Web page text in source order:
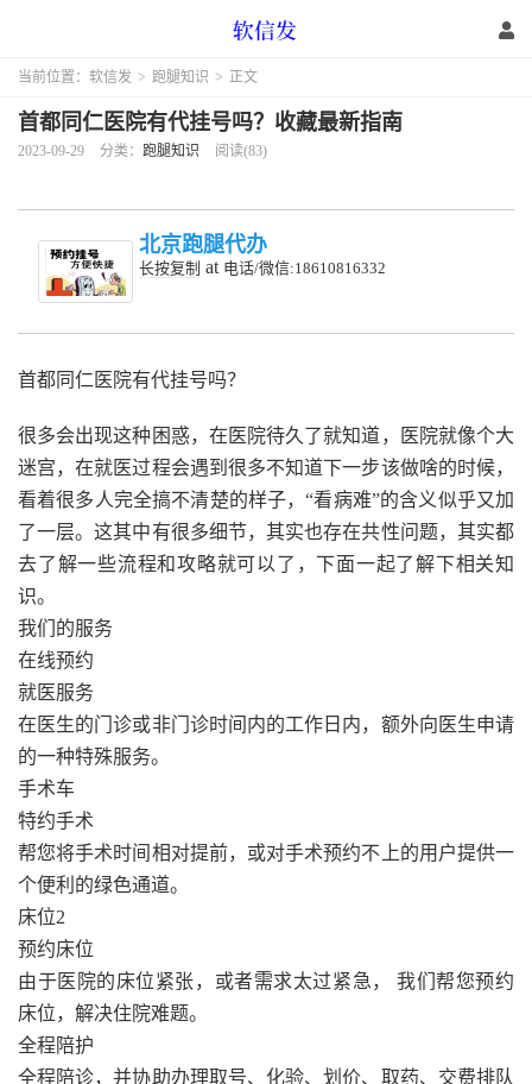
当前位置： 软信发 > 跑腿知识 > 正文
首都同仁医院有代挂号吗？收藏最新指南
2023-09-29 分类： 跑腿知识 阅读(83)
北京跑腿代办
长按复制 at 电话/微信:18610816332
首都同仁医院有代挂号吗？
很多会出现这种困惑，在医院待久了就知道，医院就像个大
迷宫，在就医过程会遇到很多不知道下一步该做啥的时候，
看着很多人完全搞不清楚的样子，“看病难”的含义似乎又加
了一层。这其中有很多细节，其实也存在共性问题，其实都
去了解一些流程和攻略就可以了，下面一起了解下相关知
识。
我们的服务
在线预约
就医服务
在医生的门诊或非门诊时间内的工作日内，额外向医生申请
的一种特殊服务。
手术车
特约手术
帮您将手术时间相对提前，或对手术预约不上的用户提供一
个便利的绿色通道。
床位2
预约床位
由于医院的床位紧张，或者需求太过紧急， 我们帮您预约
床位，解决住院难题。
全程陪护
全程陪诊，并协助办理取号、化验、划价、取药、交费排队